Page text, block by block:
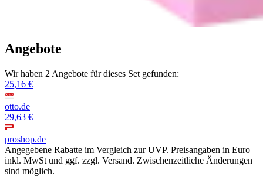
Angebote
Wir haben 2 Angebote für dieses Set gefunden:
25,16 €
otto.de
29,63 €
proshop.de
Angegebene Rabatte im Vergleich zur UVP. Preisangaben in Euro
inkl. MwSt und ggf. zzgl. Versand. Zwischenzeitliche Änderungen
sind möglich.